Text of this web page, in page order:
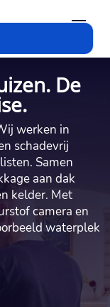
De
werken in
schadevrij
Samen
aan dak
kelder.​ Met
camera en
waterplek